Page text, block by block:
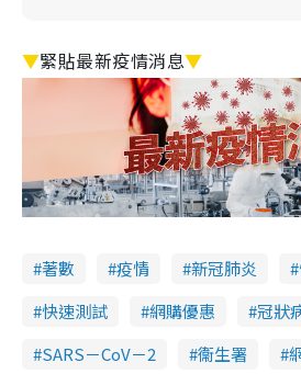
▼緊貼最新疫情消息▼
著數 疫情 新冠肺炎
快速測試
網購優惠 冠狀
SARS－CoV－2
衞生署